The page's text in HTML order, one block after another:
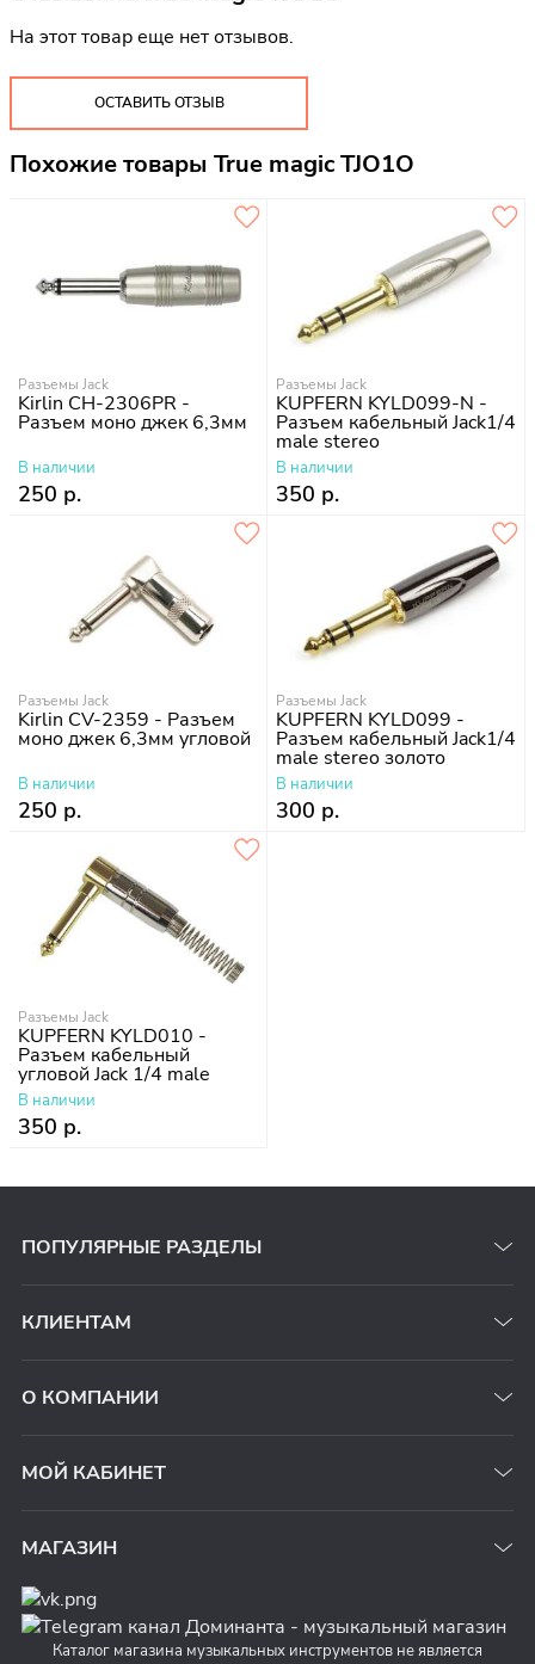
На этот товар еще нет отзывов.
ОСТАВИТЬ ОТЗЫВ
Похожие товары True magic TJO1O
Разъемы Jack
Kirlin CH-2306PR -
Разъем моно джек 6,3мм
В наличии
250 р.
Разъемы Jack
KUPFERN KYLD099-N -
Разъем кабельный Jack1/4
male stereo
В наличии
350 р.
Разъемы Jack
Kirlin CV-2359 - Разъем
моно джек 6,3мм угловой
В наличии
250 р.
Разъемы Jack
KUPFERN KYLD099 -
Разъем кабельный Jack1/4
male stereo золото
В наличии
300 р.
Разъемы Jack
KUPFERN KYLD010 -
Разъем кабельный
угловой Jack 1/4 male
mono
В наличии
350 р.
ПОПУЛЯРНЫЕ РАЗДЕЛЫ
КЛИЕНТАМ
О КОМПАНИИ
МОЙ КАБИНЕТ
МАГАЗИН
Каталог магазина музыкальных инструментов не является